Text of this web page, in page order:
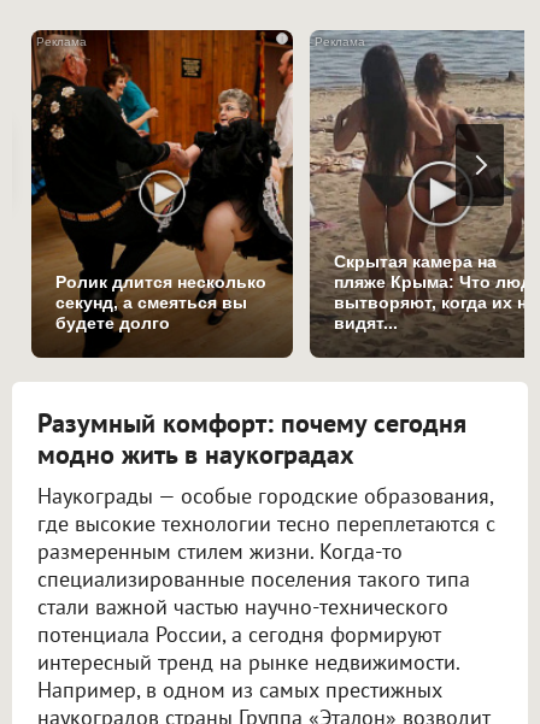
i
Ролик длится несколько
секунд, а смеяться вы
будете долго
Скрытая камера на
пляже Крыма: Что
вытворяют, когда их не
видят...
Разумный комфорт: почему сегодня
модно жить в наукоградах
Наукограды — особые городские образования,
где высокие технологии тесно переплетаются с
размеренным стилем жизни. Когда-то
специализированные поселения такого типа
стали важной частью научно-технического
потенциала России, а сегодня формируют
интересный тренд на рынке недвижимости.
Например, в одном из самых престижных
наукоградов страны Группа «Эталон» возводит